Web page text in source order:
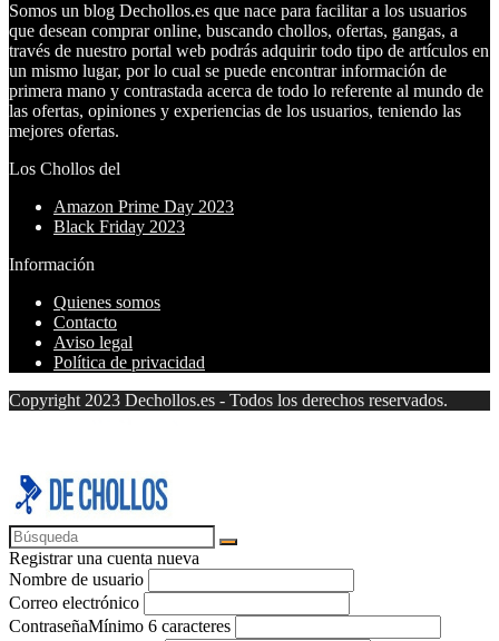
Somos un blog Dechollos.es que nace para facilitar a los usuarios
que desean comprar online, buscando chollos, ofertas, gangas, a
través de nuestro portal web podrás adquirir todo tipo de artículos en
un mismo lugar, por lo cual se puede encontrar información de
primera mano y contrastada acerca de todo lo referente al mundo de
las ofertas, opiniones y experiencias de los usuarios, teniendo las
mejores ofertas.
Los Chollos del
Amazon Prime Day 2023
Black Friday 2023
Información
Quienes somos
Contacto
Aviso legal
Política de privacidad
Copyright 2023 Dechollos.es - Todos los derechos reservados.
Registrar una cuenta nueva
Nombre de usuario
Correo electrónico
ContraseñaMínimo 6 caracteres